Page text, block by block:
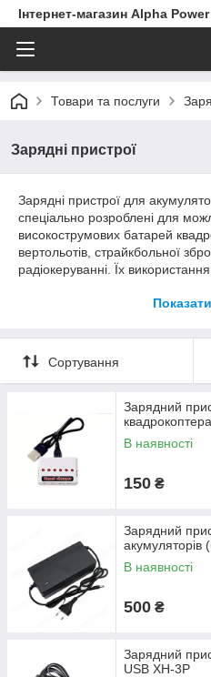
Інтернет-магазин Alpha Power
Товари та послуги
Зарядні пристрої
Зарядні пристрої для
спеціально розроблені для
високострумових батарей
вертольотів, страйкбольної
радіокеруванні. Їх
батарей відразу. Необхідно
Сортування
Зарядний
В наявності
150 ₴
Зарядний
акумуляторів
В наявності
500 ₴
Зарядний
USB XH-3P